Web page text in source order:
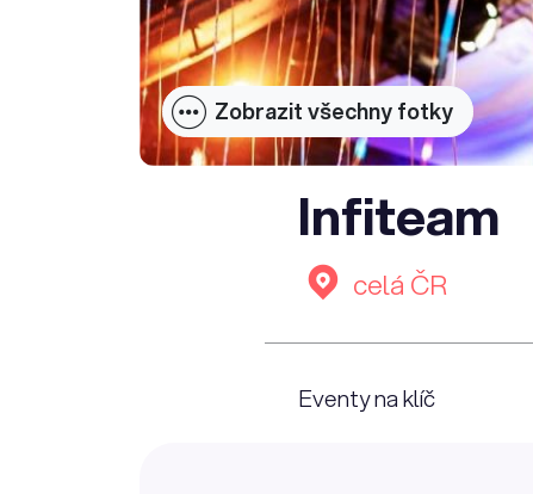
Zobrazit všechny fotky
Infiteam
celá ČR
Eventy na klíč